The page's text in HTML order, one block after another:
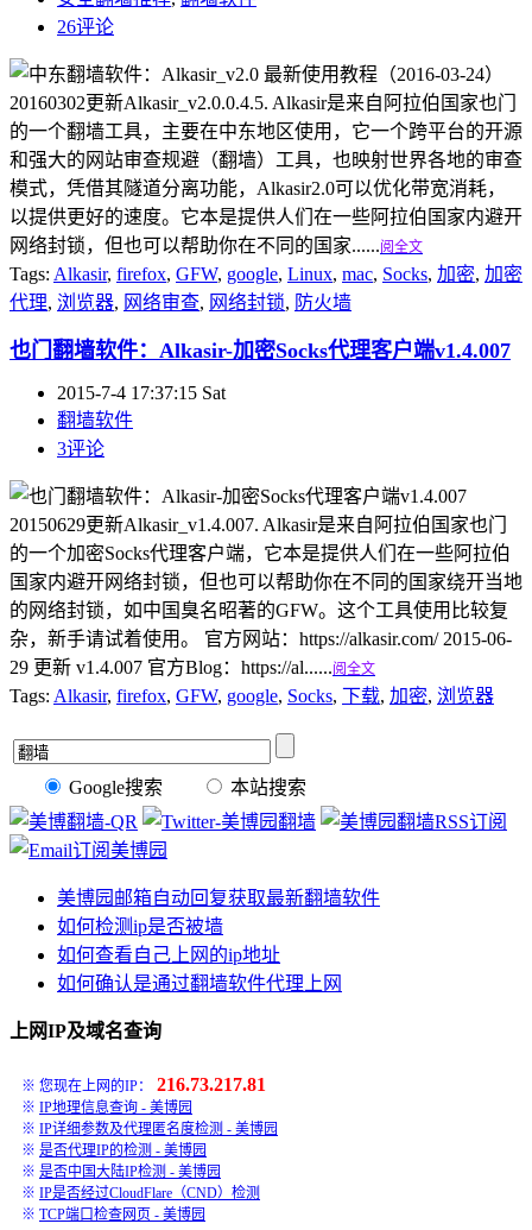
26评论
20160302更新Alkasir_v2.0.0.4.5. Alkasir是来自阿拉伯国家也门
的一个翻墙工具，主要在中东地区使用，它一个跨平台的开源
和强大的网站审查规避（翻墙）工具，也映射世界各地的审查
模式，凭借其隧道分离功能，Alkasir2.0可以优化带宽消耗，
以提供更好的速度。它本是提供人们在一些阿拉伯国家内避开
网络封锁，但也可以帮助你在不同的国家......阅全文
Tags: Alkasir, firefox, GFW, google, Linux, mac, Socks, 加密, 加密
代理, 浏览器, 网络审查, 网络封锁, 防火墙
也门翻墙软件：Alkasir-加密Socks代理客户端v1.4.007
2015-7-4 17:37:15 Sat
翻墙软件
3评论
20150629更新Alkasir_v1.4.007. Alkasir是来自阿拉伯国家也门
的一个加密Socks代理客户端，它本是提供人们在一些阿拉伯
国家内避开网络封锁，但也可以帮助你在不同的国家绕开当地
的网络封锁，如中国臭名昭著的GFW。这个工具使用比较复
杂，新手请试着使用。 官方网站：https://alkasir.com/ 2015-06-
29 更新 v1.4.007 官方Blog：https://al......阅全文
Tags: Alkasir, firefox, GFW, google, Socks, 下载, 加密, 浏览器
Google搜索 本站搜索
美博园邮箱自动回复获取最新翻墙软件
如何检测ip是否被墙
如何查看自己上网的ip地址
如何确认是通过翻墙软件代理上网
上网IP及域名查询
※ 您现在上网的IP： 216.73.217.81
※ IP地理信息查询 - 美博园
※ IP详细参数及代理匿名度检测 - 美博园
※ 是否代理IP的检测 - 美博园
※ 是否中国大陆IP检测 - 美博园
※ IP是否经过CloudFlare（CND）检测
※ TCP端口检查网页 - 美博园